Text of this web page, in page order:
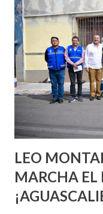
quienes ya han
o expertas en el
aprender y nuevas
chica y aún no has
pienses que el sexo
experimentarlo, pero
experiencia te dirá,
son suficientemen...
LEO
MARCHA EL